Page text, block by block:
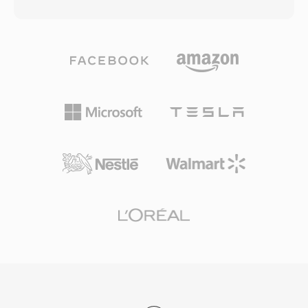
جديد، فإن البنية المبنية على MP4 تعني أن تدفقات
الوسائط المحتواة يمكن الوصول إليها بسهولة من خلال
وبيانات MIDI. من أبرز مزاياه التعامل مع التسجيلات
ساعات من الصوت المستمر دون قيود حجمية. دعم
المرمّزات المتعددة هو نقطة قوة أخرى، حيث تعمل
بدقة 24 بت/192 كيلوهرتز أو كلاماً مضغوطاً. يوفر
الاستجابة في التطبيقات الاحترافية مثل Logic Pro